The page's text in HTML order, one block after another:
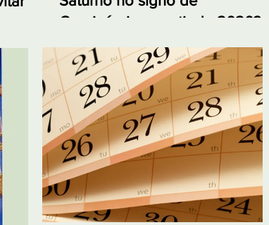
Capricórnio a partir de 2020?